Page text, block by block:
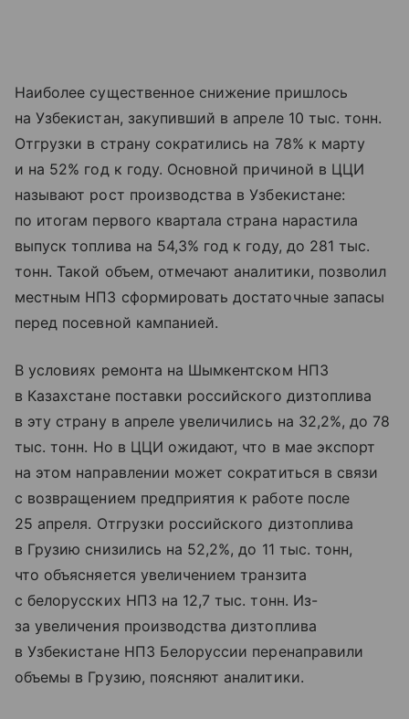
Наиболее существенное снижение пришлось
на Узбекистан, закупивший в апреле 10 тыс. тонн.
Отгрузки в страну сократились на 78% к марту
и на 52% год к году. Основной причиной в ЦЦИ
называют рост производства в Узбекистане:
по итогам первого квартала страна нарастила
выпуск топлива на 54,3% год к году, до 281 тыс.
тонн. Такой объем, отмечают аналитики, позволил
местным НПЗ сформировать достаточные запасы
перед посевной кампанией.
В условиях ремонта на Шымкентском НПЗ
в Казахстане поставки российского дизтоплива
в эту страну в апреле увеличились на 32,2%, до 78
тыс. тонн. Но в ЦЦИ ожидают, что в мае экспорт
на этом направлении может сократиться в связи
с возвращением предприятия к работе после
25 апреля. Отгрузки российского дизтоплива
в Грузию снизились на 52,2%, до 11 тыс. тонн,
что объясняется увеличением транзита
с белорусских НПЗ на 12,7 тыс. тонн. Из-
за увеличения производства дизтоплива
в Узбекистане НПЗ Белоруссии перенаправили
объемы в Грузию, поясняют аналитики.